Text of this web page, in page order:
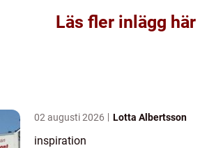
Läs fler inlägg här
02 augusti 2026 Lotta Albertsson
inspiration